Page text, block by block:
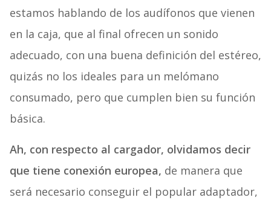
estamos hablando de los audífonos que vienen
en la caja, que al final ofrecen un sonido
adecuado, con una buena definición del estéreo,
quizás no los ideales para un melómano
consumado, pero que cumplen bien su función
básica.
Ah, con respecto al cargador, olvidamos decir
que tiene conexión europea, de manera que
será necesario conseguir el popular adaptador,